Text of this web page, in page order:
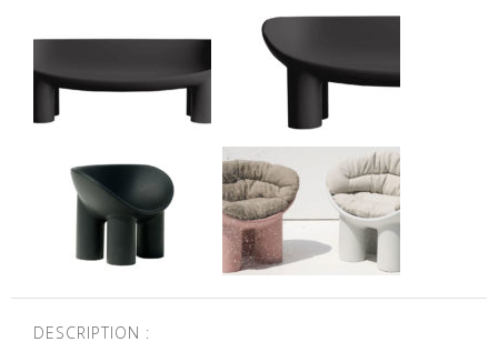
DESCRIPTION :